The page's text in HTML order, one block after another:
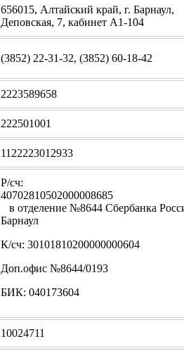
656015, Алтайский край, г. Барнаул,
Деповская, 7, кабинет А1-104
(3852) 22-31-32, (3852) 60-18-42
2223589658
222501001
1122223012933
Р/сч:
в отделение №8644 Сбербанка
Барнаул
К/сч: 30101810200000000604
Доп.офис №8644/0193
БИК: 040173604
10024711